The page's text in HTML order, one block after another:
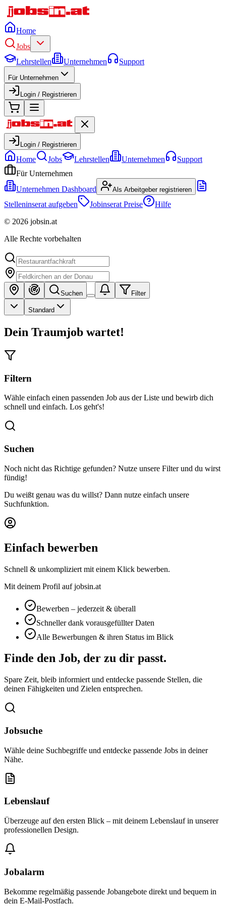
Home
Jobs
Lehrstellen
Unternehmen Support
Für Unternehmen
Login / Registrieren
Login / Registrieren
Home Jobs Lehrstellen Unternehmen
Support
Für Unternehmen
Unternehmen Dashboard
Als Arbeitgeber registrieren
Stelleninserat aufgeben Jobinserat Preise
Hilfe
© 2026 jobsin.at
Alle Rechte vorbehalten
Suchen Filter
Standard
Dein Traumjob wartet!
Filtern
Wähle einfach einen passenden Job aus der Liste und bewirb dich
schnell und einfach. Los geht's!
Suchen
Noch nicht das Richtige gefunden? Nutze unsere Filter und du wirst
fündig!
Du weißt genau was du willst? Dann nutze einfach unsere
Suchfunktion.
Einfach bewerben
Schnell & unkompliziert mit einem Klick bewerben.
Mit deinem Profil auf jobsin.at
Bewerben – jederzeit & überall
Schneller dank vorausgefüllter Daten
Alle Bewerbungen & ihren Status im Blick
Finde den Job, der zu dir passt.
Spare Zeit, bleib informiert und entdecke passende Stellen, die
deinen Fähigkeiten und Zielen entsprechen.
Jobsuche
Wähle deine Suchbegriffe und entdecke passende Jobs in deiner
Nähe.
Lebenslauf
Überzeuge auf den ersten Blick – mit deinem Lebenslauf in unserer
professionellen Design.
Jobalarm
Bekomme regelmäßig passende Jobangebote direkt und bequem in
dein E-Mail-Postfach.